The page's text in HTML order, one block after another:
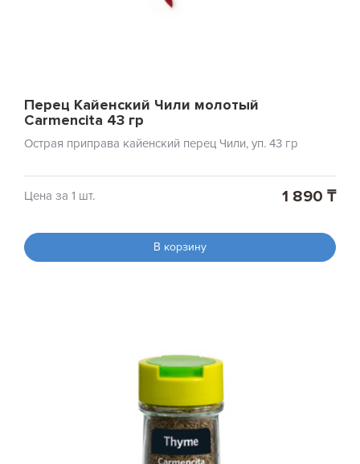
Перец Кайенский Чили молотый
Carmencita 43 гр
Острая приправа кайенский перец Чили, уп. 43 гр
Цена за 1 шт. 1 890 ₸
В корзину